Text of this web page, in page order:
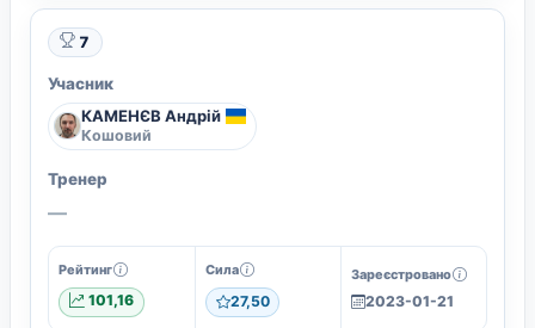
7
Учасник
КАМЕНЄВ Андрій
Кошовий
Тренер
—
Рейтинг
101,16
Сила
27,50
Зареєстровано
2023-01-21